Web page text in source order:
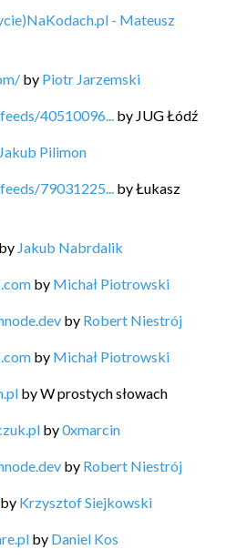
- Mateusz
by Piotr Jarzemski
40510096... by JUG Łódź
Jakub Pilimon
79031225... byŁukasz
by Jakub Nabrdalik
by Michał Piotrowski
by Robert Niestrój
by Michał Piotrowski
byW prostych słowach
by0xmarcin
by Robert Niestrój
by Krzysztof Siejkowski
by Daniel Kos